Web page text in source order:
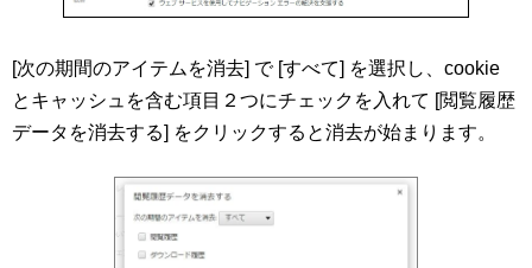
[次の期間のアイテムを消去] で [すべて] を選択し、cookie
とキャッシュを含む項目２つにチェックを入れて [閲覧履歴
データを消去する] をクリックすると消去が始まります。